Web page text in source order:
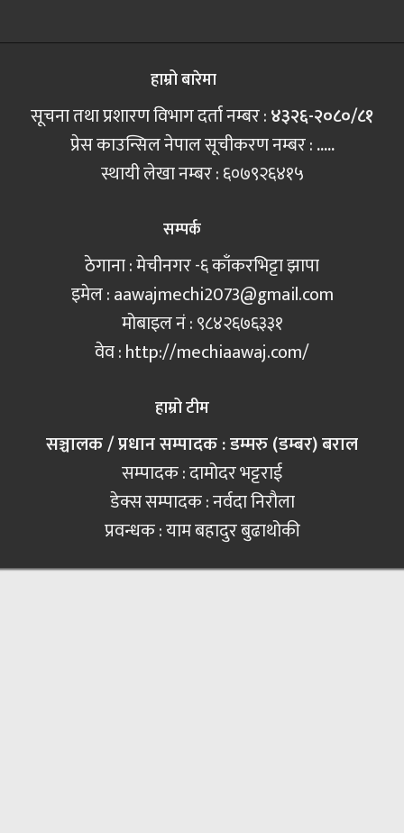
हाम्रो बारेमा
सूचना तथा प्रशारण विभाग दर्ता नम्बर :४३२६-२०८०/८१
प्रेस काउन्सिल नेपाल सूचीकरण नम्बर :.....
स्थायी लेखा नम्बर : ६०७९२६४१५
सम्पर्क
ठेगाना : मेचीनगर -६ काँकरभिट्टा झापा
इमेल :aawajmechi2073@gmail.com
मोबाइल नं‍ : ९८४२६७६३३१
वेव : http://mechiaawaj.com/
हाम्रो टीम
सञ्चालक / प्रधान सम्पादक : डम्मरु (डम्बर) बराल
सम्पादक : दामोदर भट्टराई
डेक्स सम्पादक : नर्वदा निरौला
प्रवन्धक : याम बहादुर बुढाथोकी